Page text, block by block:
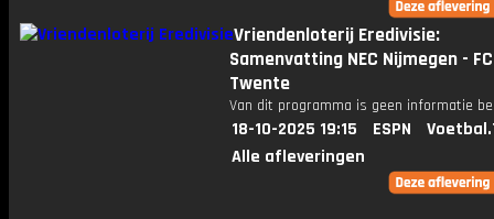
Vriendenloterij Eredivisie:
Samenvatting NEC Nijmegen - FC
Twente
Van dit programma is geen informatie
18-10-2025 19:15 ESPN
Alle afleveringen